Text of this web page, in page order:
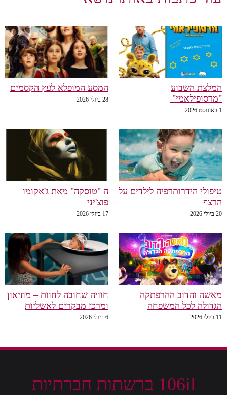
המלצת השבוע
"מרסופילאמי"
1 באוגוסט 2026
המסע המופלא לעץ הקסמים
28 ביולי 2026
טיפולי הידרותרפיה לילדים על
הרצף
20 ביולי 2026
ה "טוסקה" מאת ג'אקומו
פוצ'יני
17 ביולי 2026
מאשה והדוב ההרפתקה
הגדולה לכל המשפחה
11 ביולי 2026
חוויה שחובה לחוות – מוזיאון
ומרכז מבקרים לאשליות
6 ביולי 2026
106il ברשתות חברתיות